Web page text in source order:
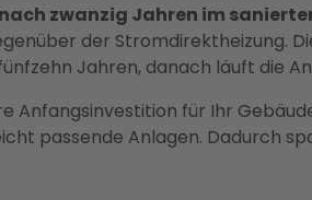
zwanzig Jahren im
der Stromdirektheizung.
Jahren, danach läuft die
Anfangsinvestition für Ihr
passende Anlagen. Dadurch